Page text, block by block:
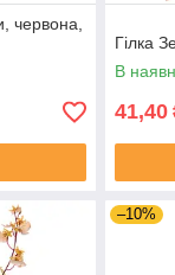
червона,
Гілка
В
41,40
–10%